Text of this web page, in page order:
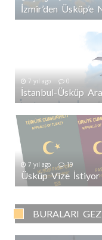
İzmir’den Üsküp’e
7 yıl ago 0
İstanbul-Üsküp
7 yıl ago 19
BURALARI